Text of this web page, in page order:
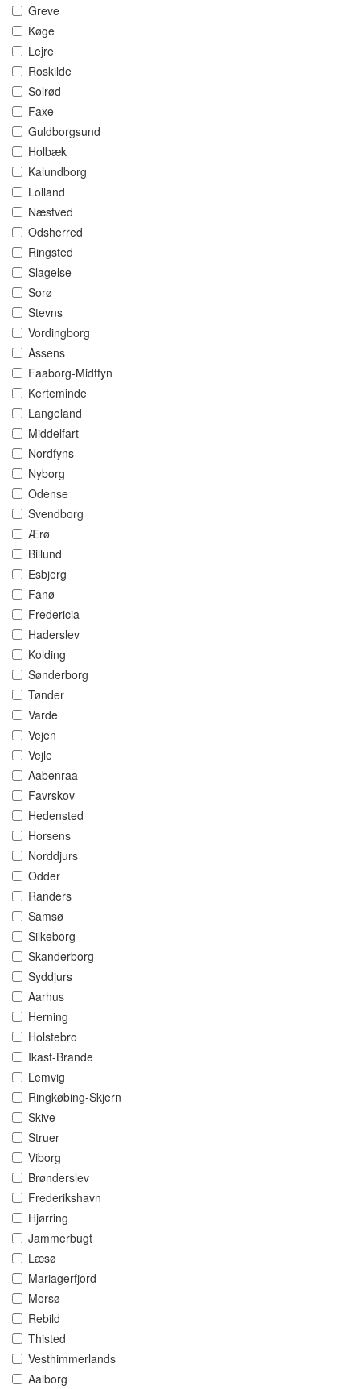
Greve
Køge
Lejre
Roskilde
Solrød
Faxe
Guldborgsund
Holbæk
Kalundborg
Lolland
Næstved
Odsherred
Ringsted
Slagelse
Sorø
Stevns
Vordingborg
Assens
Faaborg-Midtfyn
Kerteminde
Langeland
Middelfart
Nordfyns
Nyborg
Odense
Svendborg
Ærø
Billund
Esbjerg
Fanø
Fredericia
Haderslev
Kolding
Sønderborg
Tønder
Varde
Vejen
Vejle
Aabenraa
Favrskov
Hedensted
Horsens
Norddjurs
Odder
Randers
Samsø
Silkeborg
Skanderborg
Syddjurs
Aarhus
Herning
Holstebro
Ikast-Brande
Lemvig
Ringkøbing-Skjern
Skive
Struer
Viborg
Brønderslev
Frederikshavn
Hjørring
Jammerbugt
Læsø
Mariagerfjord
Morsø
Rebild
Thisted
Vesthimmerlands
Aalborg